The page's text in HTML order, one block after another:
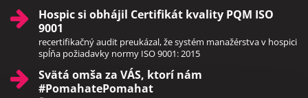
Hospic si obhájil Certifikát kvality PQM ISO
9001
recertifikačný audit preukázal, že systém manažérstva v hospici
spĺňa požiadavky normy ISO 9001: 2015
Svätá omša za VÁS, ktorí nám
#PomahatePomahat